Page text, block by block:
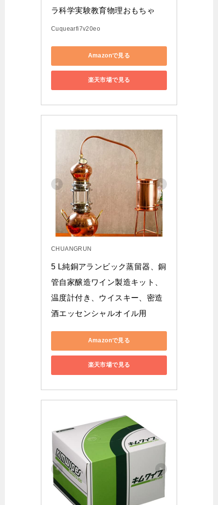
ラ科学実験教育物理おもちゃ
Cuquearfi7v20eo
Amazonで見る
楽天市場で見る
CHUANGRUN
5 L純銅アランビック蒸留器、銅
管自家醸造ワイン製造キット、
温度計付き、ウイスキー、密造
酒エッセンシャルオイル用
Amazonで見る
楽天市場で見る